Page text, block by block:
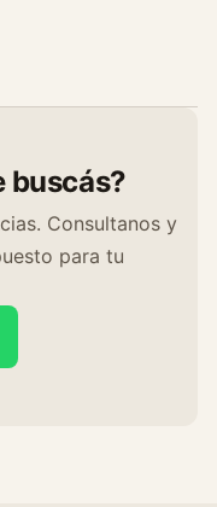
buscás?
Consultanos y
para tu